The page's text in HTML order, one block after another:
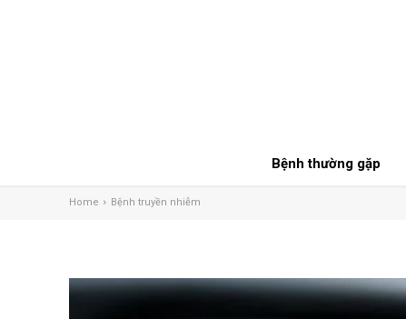
Bệnh thường gặp
Home Bệnh truyền nhiễm